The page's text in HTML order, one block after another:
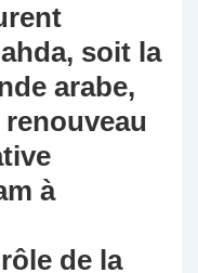
soit la
arabe,
à
de la